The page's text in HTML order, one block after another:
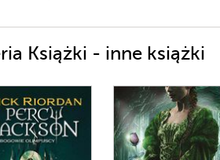
Książki - inne książki